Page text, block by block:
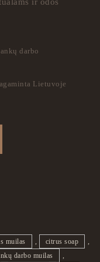
darbo
Lietuvoje
muilas citrus soap
darbo muilas